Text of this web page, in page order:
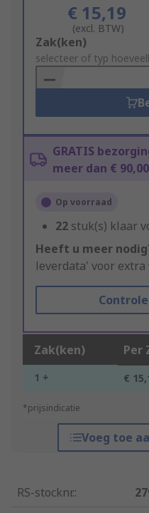
€ 15,19
(excl. BTW)
Add
to
Basket
Zak(ken)
selecteer of typ
GRATIS
meer dan € 90,00
Op voorraad
22 stuk(s) klaar
Heeft u meer
leverdata' voor
Zak(ken) Per
1 + €
*prijsindicatie
Voeg toe
RS-stocknr.: